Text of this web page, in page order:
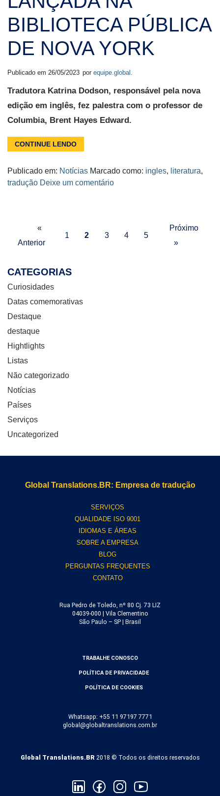
BIBLIOTECA PÚBLICA
DE NOVA YORK
Publicado em 26/05/2023 por equipe.global .
Tradutora Katrina Dodson, responsável pela nova
edição em inglês, fez palestra com o professor de
Columbia, Brent Hayes Edward.
CONTINUE LENDO
Publicado em: Notícias Marcado como: ingles, literatura,
tradução Deixe um comentário
«
Anterior
1 2 3 4 5
Próximo
»
CATEGORIAS
Curiosidades
Datas comemorativas
Destaque
destaque
Hightlights
Listas
Não categorizado
Notícias
Países
Serviços
Uncategorized
Global Translations.BR: Empresa de tradução
SERVIÇOS
QUALIDADE ISO 9001
IDIOMAS E ÁREAS
SOBRE A EMPRESA
BLOG
PERGUNTAS FREQUENTES
CONTATO
Rua Pedro de Toledo, nº 80 Cj. 73 LIZ
04039-000 | Vila Clementino
São Paulo – SP | Brasil
TRABALHE CONOSCO
POLÍTICA DE PRIVACIDADE
POLÍTICA DE COOKIES
Whatsapp: +55 11 97197 7771
global@globaltranslations.com.br
Global Translations.BR2018 © Todos os direitos reservados